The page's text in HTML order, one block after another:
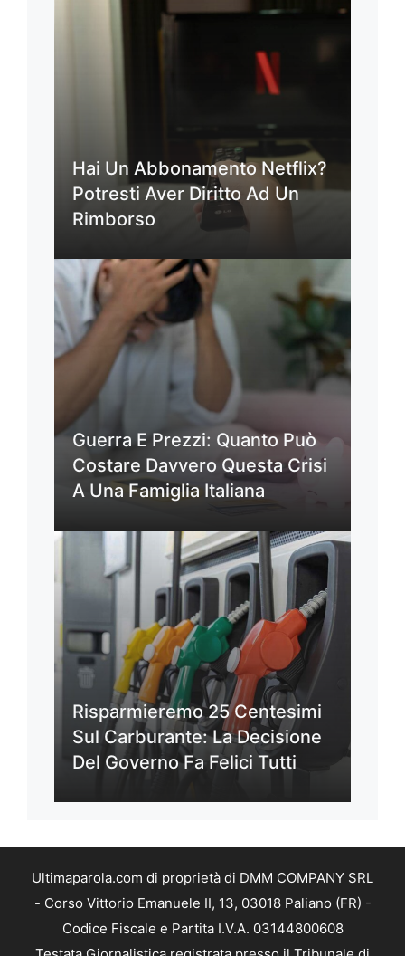
Hai Un Abbonamento Netflix?
Potresti Aver Diritto Ad Un
Rimborso
Guerra E Prezzi: Quanto Può
Costare Davvero Questa Crisi
A Una Famiglia Italiana
Risparmieremo 25 Centesimi
Sul Carburante: La Decisione
Del Governo Fa Felici Tutti
Ultimaparola.com di proprietà di DMM COMPANY SRL
- Corso Vittorio Emanuele II, 13, 03018 Paliano (FR) -
Codice Fiscale e Partita I.V.A. 03144800608